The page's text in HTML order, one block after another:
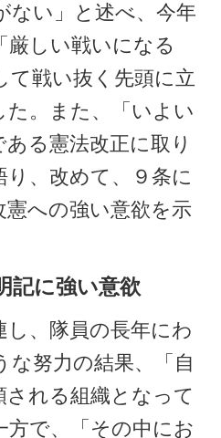
ない」と述べ、今年
厳しい戦いになる
て戦い抜く先頭に立
た。また、「いよい
る憲法改正に取り
、改めて、９条に
憲への強い意欲を示
記に強い意欲
、隊員の長年にわ
努力の結果、「自
れる組織となって
方で、「その中にお